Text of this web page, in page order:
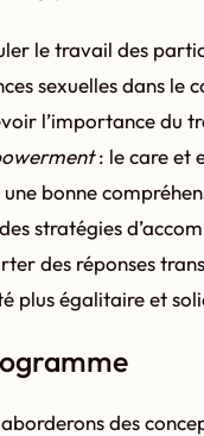
le travail des
sexuelles dans le
l’importance du
: le care et
bonne
stratégies
des réponses
plus égalitaire et
des